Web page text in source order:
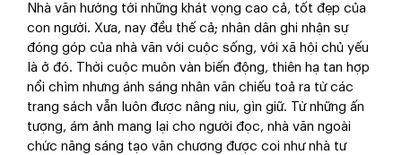
Nhà văn hướng tới những khát vọng cao cả, tốt đẹp của
con người. Xưa, nay đều thế cả; nhân dân ghi nhận sự
đóng góp của nhà văn với cuộc sống, với xã hội chủ yếu
là ở đó. Thời cuộc muôn vàn biến động, thiên hạ tan hợp
nổi chìm nhưng ánh sáng nhân văn chiếu toả ra từ các
trang sách vẫn luôn được nâng niu, gìn giữ. Từ những ấn
tượng, ám ảnh mang lại cho người đọc, nhà văn ngoài
chức năng sáng tạo văn chương được coi như nhà tư